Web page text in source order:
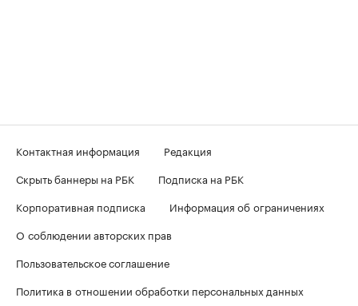
Контактная информация
Редакция
Скрыть баннеры на РБК
Подписка на РБК
Корпоративная подписка
Информация об ограничениях
О соблюдении авторских прав
Пользовательское соглашение
Политика в отношении обработки персональных данных